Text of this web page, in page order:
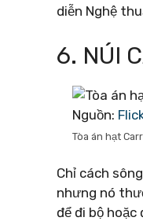
diễn Nghệ
6. NÚI
Nguồn:
Tòa án hạt
Chỉ cách
nhưng nó
để đi bộ